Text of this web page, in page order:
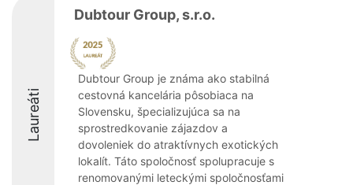
Laureáti
Dubtour Group, s.r.o.
Dubtour Group je známa ako stabilná
cestovná kancelária pôsobiaca na
Slovensku, špecializujúca sa na
sprostredkovanie zájazdov a
dovoleniek do atraktívnych exotických
lokalít. Táto spoločnosť spolupracuje s
renomovanými leteckými spoločnosťami